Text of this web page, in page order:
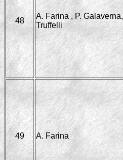
48
A. Farina , P.
Truffelli
49 A. Farina